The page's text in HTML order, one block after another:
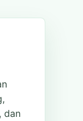
dan